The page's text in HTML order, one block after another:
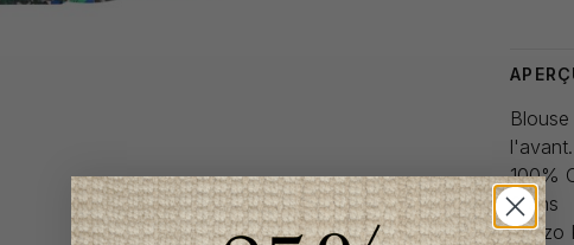
l'avant.
100%
6 ans
Kenzo